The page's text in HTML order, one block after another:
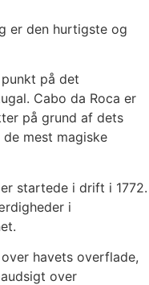
er den hurtigste og
på det
Cabo da Roca er
på grund af dets
mest magiske
startede i drift i 1772.
i
havets overflade,
over